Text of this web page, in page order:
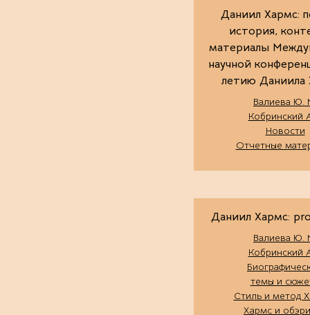
Даниил Хармс:
история,
материалы
научной
летию Даниила
Валиева Ю.
Кобринский
Новости
Отчетные
Даниил Хармс:
Валиева Ю.
Кобринский
темы и
Стиль и метод
Хармс и